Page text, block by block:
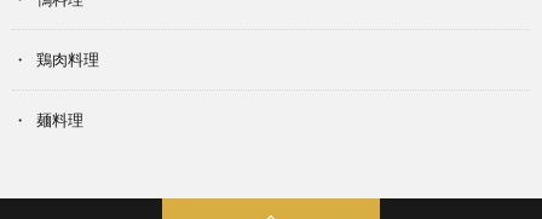
鶏肉料理
麺料理